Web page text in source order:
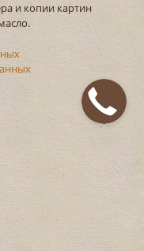
и копии картин